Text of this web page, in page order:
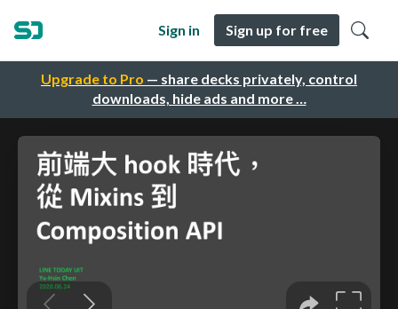
Upgrade to Pro — share decks privately, control
downloads, hide ads and more …
Sign in Sign up for free